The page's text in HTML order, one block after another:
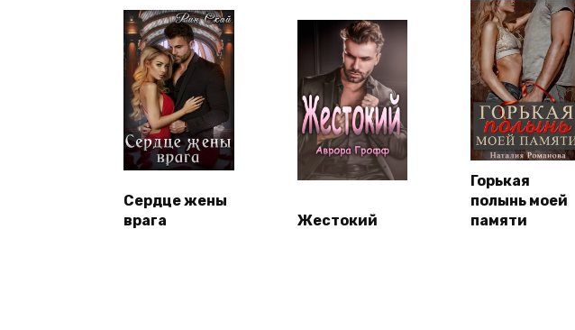
Сердце жены
врага
Жестокий
Горькая
полынь моей
памяти